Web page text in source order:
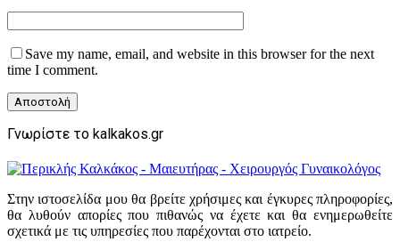
Save my name, email, and website in this browser for the next
time I comment.
Γνωρίστε το kalkakos.gr
Στην ιστοσελίδα μου θα βρείτε χρήσιμες και έγκυρες πληροφορίες,
θα λυθούν απορίες που πιθανώς να έχετε και θα ενημερωθείτε
σχετικά με τις υπηρεσίες που παρέχονται στο ιατρείο.